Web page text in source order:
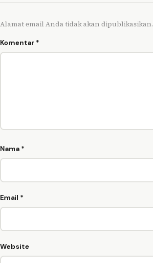
Alamat email Anda tidak akan dipublikasikan.
Komentar *
Nama *
Email *
Website